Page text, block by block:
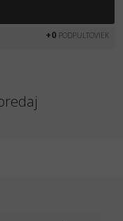
+0 PODPULTOVIEK